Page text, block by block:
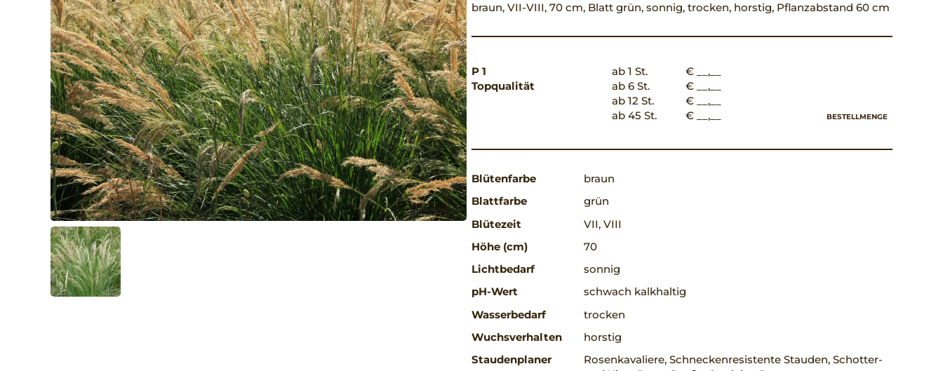
braun, VII-VIII, 70 cm, Blatt grün, sonnig, trocken, horstig, Pflanzabstand 60 cm
P 1
Topqualität
ab 1 St.
€ __,__
ab 6 St.
€ __,__
ab 12 St.
€ __,__
ab 45 St.
€ __,__ BESTELLMENGE
Blütenfarbe
braun
Blattfarbe
grün
Blütezeit
VII, VIII
Höhe (cm)
70
Lichtbedarf
sonnig
pH-Wert
schwach kalkhaltig
Wasserbedarf
trocken
Wuchsverhalten
horstig
Staudenplaner
Rosenkavaliere, Schneckenresistente Stauden, Schotter-